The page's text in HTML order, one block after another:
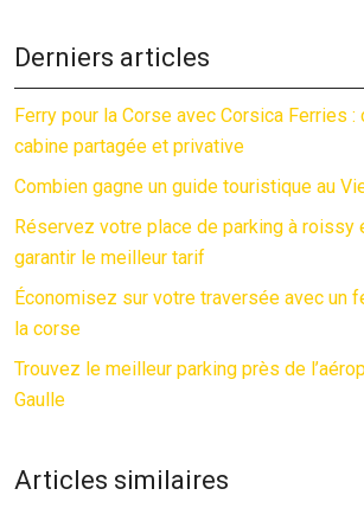
Derniers articles
Ferry pour la Corse avec Corsica Ferries
cabine partagée et privative
Combien gagne un guide touristique au
Réservez votre place de parking à roissy
garantir le meilleur tarif
Économisez sur votre traversée avec un
la corse
Trouvez le meilleur parking près de
Gaulle
Articles similaires